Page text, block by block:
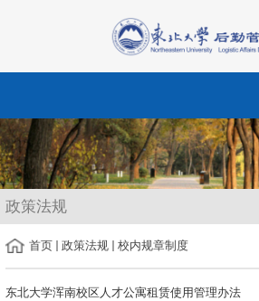
政策法规
首页 政策法规 校内规章制度
东北大学浑南校区人才公寓租赁使用管理办法